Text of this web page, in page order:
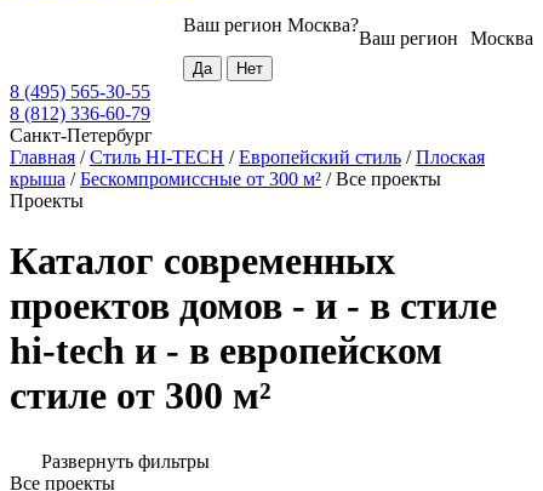
Москва
Ваш регион
Ваш регион Москва?
8 (495) 565-30-55
8 (812) 336-60-79
Санкт-Петербург
Главная /Стиль HI-TECH /Европейский стиль /Плоская
крыша /Бескомпромиссные от 300 м² /Все проекты
Проекты
Каталог современных
проектов домов - и - в стиле
hi-tech и - в европейском
стиле от 300 м²
Развернуть фильтры
Все проекты